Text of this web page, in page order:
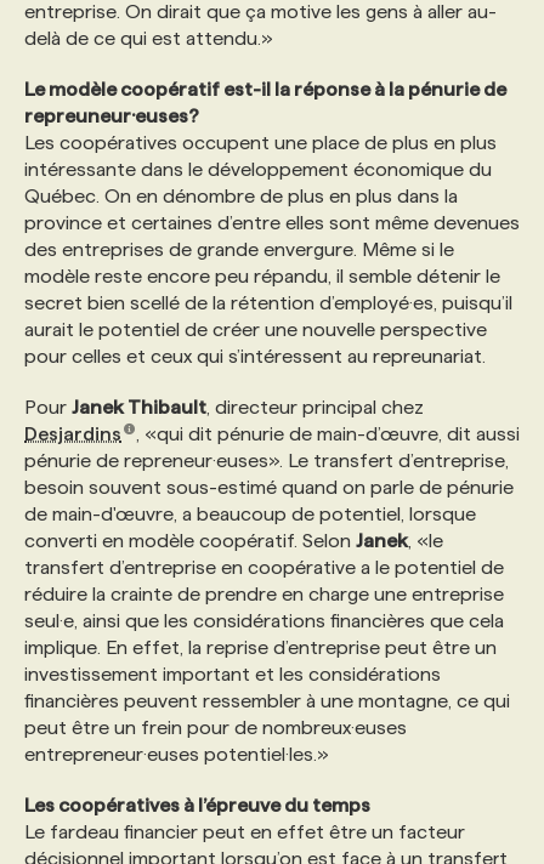
entreprise. On dirait que ça motive les gens à aller au-
delà de ce qui est attendu.»
Le modèle coopératif est-il la réponse à la pénurie de
repreuneur·euses?
Les coopératives occupent une place de plus en plus
intéressante dans le développement économique du
Québec. On en dénombre de plus en plus dans la
province et certaines d’entre elles sont même devenues
des entreprises de grande envergure. Même si le
modèle reste encore peu répandu, il semble détenir le
secret bien scellé de la rétention d’employé·es, puisqu’il
aurait le potentiel de créer une nouvelle perspective
pour celles et ceux qui s’intéressent au repreunariat.
Pour Janek Thibault , directeur principal chez
Desjardins
, «qui dit pénurie de main-d’œuvre, dit aussi
pénurie de repreneur·euses». Le transfert d’entreprise,
besoin souvent sous-estimé quand on parle de pénurie
de main-d'œuvre, a beaucoup de potentiel, lorsque
converti en modèle coopératif. Selon Janek, «le
transfert d’entreprise en coopérative a le potentiel de
réduire la crainte de prendre en charge une entreprise
seul·e, ainsi que les considérations financières que cela
implique. En effet, la reprise d’entreprise peut être un
investissement important et les considérations
financières peuvent ressembler à une montagne, ce qui
peut être un frein pour de nombreux·euses
entrepreneur·euses potentiel·les.»
Les coopératives à l’épreuve du temps
Le fardeau financier peut en effet être un facteur
décisionnel important lorsqu’on est face à un transfert